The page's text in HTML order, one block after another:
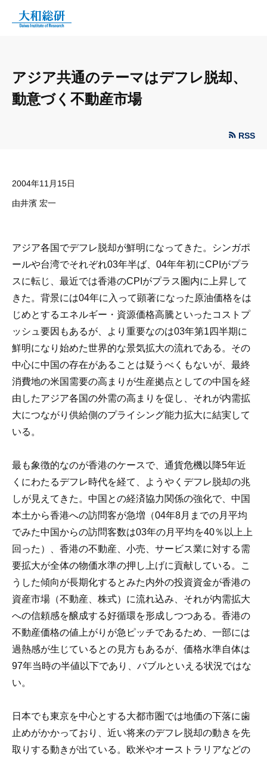
アジア共通のテーマはデフレ脱却、
動意づく不動産市場
RSS
2004年11月15日
由井濱 宏一
アジア各国でデフレ脱却が鮮明になってきた。シンガポ
ールや台湾でそれぞれ03年半ば、04年年初にCPIがプラ
スに転じ、最近では香港のCPIがプラス圏内に上昇して
きた。背景には04年に入って顕著になった原油価格をは
じめとするエネルギー・資源価格高騰といったコストプ
ッシュ要因もあるが、より重要なのは03年第1四半期に
鮮明になり始めた世界的な景気拡大の流れである。その
中心に中国の存在があることは疑うべくもないが、最終
消費地の米国需要の高まりが生産拠点としての中国を経
由したアジア各国の外需の高まりを促し、それが内需拡
大につながり供給側のプライシング能力拡大に結実して
いる。
最も象徴的なのが香港のケースで、通貨危機以降5年近
くにわたるデフレ時代を経て、ようやくデフレ脱却の兆
しが見えてきた。中国との経済協力関係の強化で、中国
本土から香港への訪問客が急増（04年8月までの月平均
でみた中国からの訪問客数は03年の月平均を40％以上上
回った）、香港の不動産、小売、サービス業に対する需
要拡大が全体の物価水準の押し上げに貢献している。こ
うした傾向が長期化するとみた内外の投資資金が香港の
資産市場（不動産、株式）に流れ込み、それが内需拡大
への信頼感を醸成する好循環を形成しつつある。香港の
不動産価格の値上がりが急ピッチであるため、一部には
過熱感が生じているとの見方もあるが、価格水準自体は
97年当時の半値以下であり、バブルといえる状況ではな
い。
日本でも東京を中心とする大都市圏では地価の下落に歯
止めがかかっており、近い将来のデフレ脱却の動きを先
取りする動きが出ている。欧米やオーストラリアなどの